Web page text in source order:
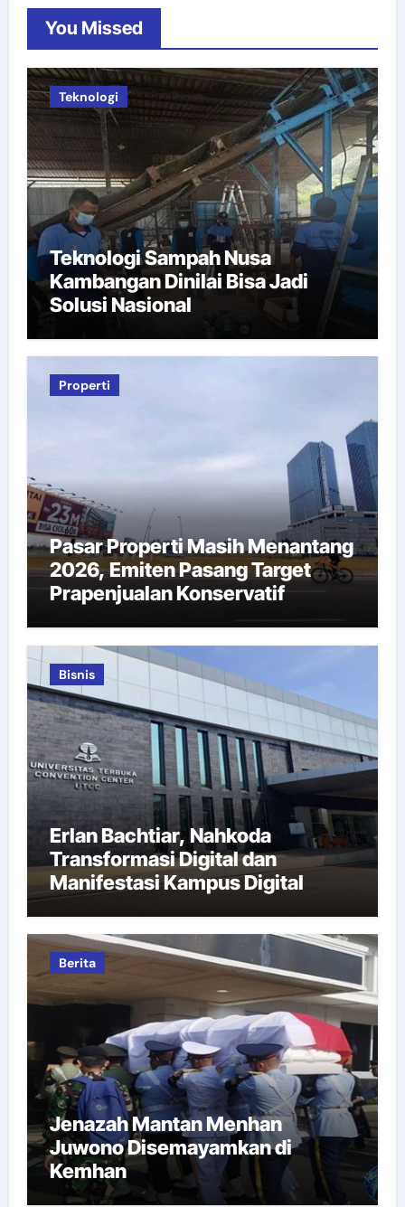
You Missed
Teknologi
Teknologi Sampah Nusa
Kambangan Dinilai Bisa Jadi
Solusi Nasional
Properti
Pasar Properti Masih Menantang
2026, Emiten Pasang Target
Prapenjualan Konservatif
Bisnis
Erlan Bachtiar, Nahkoda
Transformasi Digital dan
Manifestasi Kampus Digital
Berita
Jenazah Mantan Menhan
Juwono Disemayamkan di
Kemhan